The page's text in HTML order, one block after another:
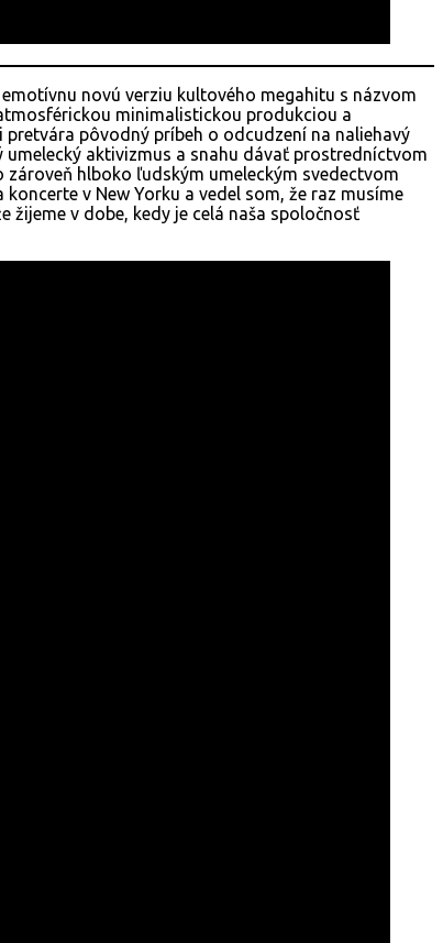
novú verziu kultového megahitu s názvom
minimalistickou produkciou a
pôvodný príbeh o odcudzení na naliehavý
aktivizmus a snahu dávať prostredníctvom
hlboko ľudským umeleckým svedectvom
v New Yorku a vedel som, že raz musíme
v dobe, kedy je celá naša spoločnosť